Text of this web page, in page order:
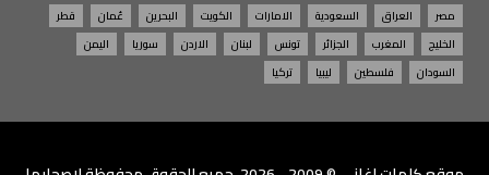
مصر العراق السعودية الامارات الكويت البحرين عُمان
قطر
الخليج
المغرب الجزائر تونس لبنان الاردن سوريا
اليمن
السودان
فلسطين ليبيا تركيا